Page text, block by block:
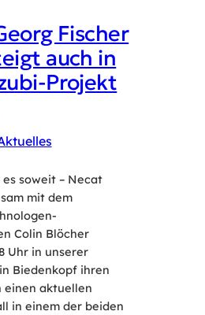
Fischer
auch in
Projekt
es soweit – Necat
mit dem
Colin Blöcher
Uhr in unserer
Biedenkopf ihren
einen aktuellen
in einem der beiden